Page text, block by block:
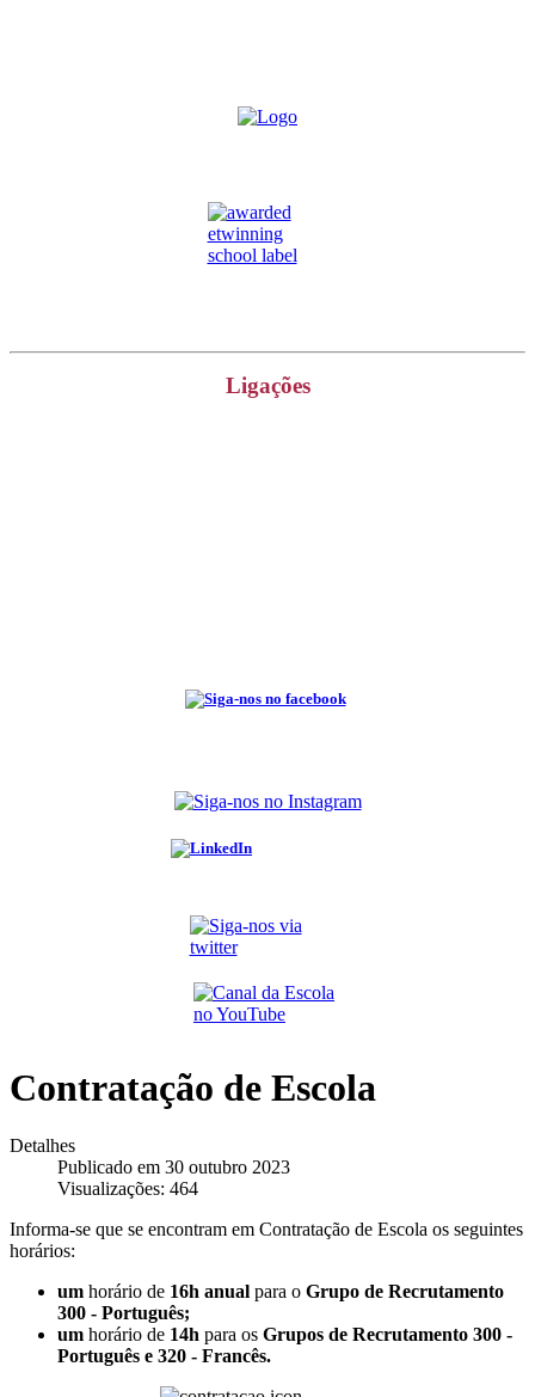
Ligações
Contratação de Escola
Detalhes
Publicado em 30 outubro 2023
Visualizações: 464
Informa-se que se encontram em Contratação de Escola os seguintes
horários:
um horário de 16h anual para o Grupo de Recrutamento
300 - Português;
um horário de 14h para os Grupos de Recrutamento 300 -
Português e 320 - Francês.